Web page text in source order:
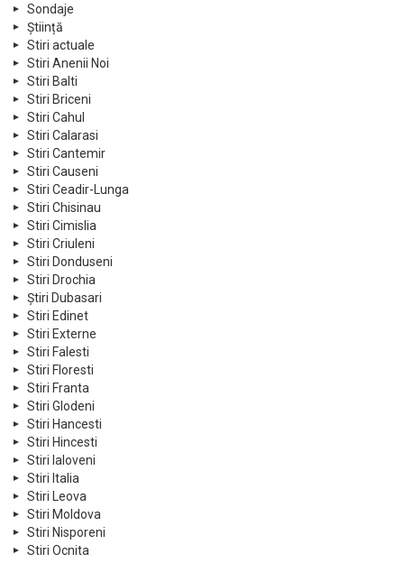
Sondaje
Știință
Stiri actuale
Stiri Anenii Noi
Stiri Balti
Stiri Briceni
Stiri Cahul
Stiri Calarasi
Stiri Cantemir
Stiri Causeni
Stiri Ceadir-Lunga
Stiri Chisinau
Stiri Cimislia
Stiri Criuleni
Stiri Donduseni
Stiri Drochia
Știri Dubasari
Stiri Edinet
Stiri Externe
Stiri Falesti
Stiri Floresti
Stiri Franta
Stiri Glodeni
Stiri Hancesti
Stiri Hincesti
Stiri Ialoveni
Stiri Italia
Stiri Leova
Stiri Moldova
Stiri Nisporeni
Stiri Ocnita